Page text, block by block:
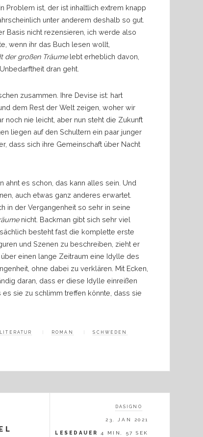
Problem ist, der ist inhaltlich extrem knapp
unter anderem deshalb so gut.
Basis nicht rezensieren, ich werde also
wenn ihr das Buch lesen wollt,
der großen Träumelebt erheblich davon,
dran geht.
zusammen. Ihre Devise ist: hart
dem Rest der Welt zeigen, woher wir
noch nie leicht, aber nun steht die Zukunft
liegen auf den Schultern ein paar junger
dass sich ihre Gemeinschaft über Nacht
ahnt es schon, das kann alles sein. Und
auch etwas ganz anderes erwartet.
in der Vergangenheit so sehr in seine
nicht. Backman gibt sich sehr viel
besteht fast die komplette erste
und Szenen zu beschreiben, zieht er
einen lange Zeitraum eine Idylle des
ohne dabei zu verklären. Mit Ecken,
daran, dass er diese Idylle einreißen
sie zu schlimm treffen könnte, dass sie
ROMAN SCHWEDEN
DASIGNO
23. JAN 2021
LESEDAUER 4 MIN, 57 SEK